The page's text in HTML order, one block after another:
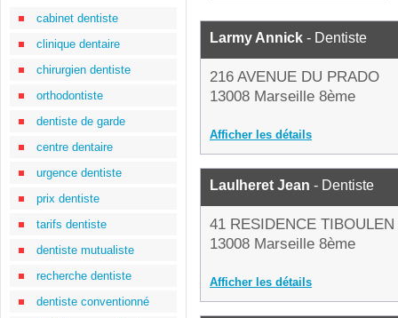
cabinet dentiste
clinique dentaire
chirurgien dentiste
orthodontiste
dentiste de garde
centre dentaire
urgence dentiste
prix dentiste
tarifs dentiste
dentiste mutualiste
recherche dentiste
dentiste conventionné
Larmy Annick - Dentiste
216 AVENUE DU PRADO
13008 Marseille 8ème
Afficher les détails
Laulheret Jean - Dentiste
41 RESIDENCE TIBOULEN
13008 Marseille 8ème
Afficher les détails